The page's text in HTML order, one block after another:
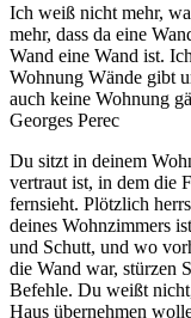
Ich weiß nicht mehr,
mehr, dass da eine
Wand eine Wand ist.
Wohnung Wände gibt
auch keine Wohnung
Georges Perec
Du sitzt in deinem
vertraut ist, in dem die
fernsieht. Plötzlich
deines Wohnzimmers
und Schutt, und wo
die Wand war, stürzen
Befehle. Du weißt
Haus übernehmen